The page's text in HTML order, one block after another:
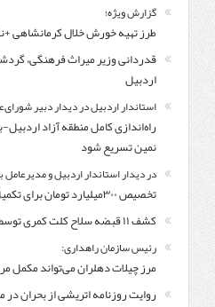
گزارش ویژه؛
طرز تهیه خورش خلال کرمانشاهی
قدردانی وزیر میراث فرهنگی،
اردبیل
استاندار اردبیل در دیدار دبیر
راه‌اندازی کامل منطقه آزاد
نمین تسریع شود
در دیدار استاندار اردبیل و
تخصیص ۳۰۰میلیارد تومان برای تکمیل بزرگراه اردبیل-سرچم
کشف ۱۱ قبضه سلاح کلت کمری توسط مرزبانان هنگ مرزی ارومیه
رئیس سازمان راهداری:
مرز چیلات دهلران می‌تواند مکمل
روایت روزنامه اتریشی از بحران در